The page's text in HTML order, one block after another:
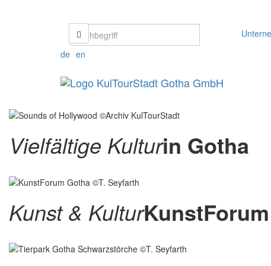
de en
Vielfältige Kulturin Gotha
Kunst & KulturKunstForum